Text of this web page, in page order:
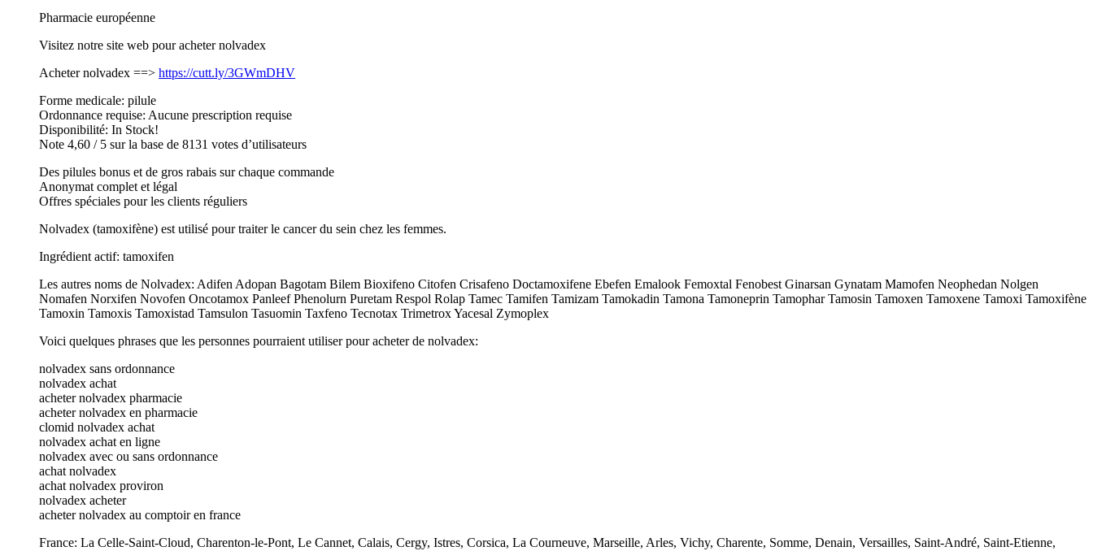
Pharmacie européenne
Visitez notre site web pour acheter nolvadex
Acheter nolvadex ==> https://cutt.ly/3GWmDHV
Forme medicale: pilule
Ordonnance requise: Aucune prescription requise
Disponibilité: In Stock!
Note 4,60 / 5 sur la base de 8131 votes d’utilisateurs
Des pilules bonus et de gros rabais sur chaque commande
Anonymat complet et légal
Offres spéciales pour les clients réguliers
Nolvadex (tamoxifène) est utilisé pour traiter le cancer du sein chez les femmes.
Ingrédient actif: tamoxifen
Les autres noms de Nolvadex: Adifen Adopan Bagotam Bilem Bioxifeno Citofen Crisafeno Doctamoxifene Ebefen Emalook Femoxtal Fenobest Ginarsan Gynatam Mamofen Neophedan Nolgen
Nomafen Norxifen Novofen Oncotamox Panleef Phenolurn Puretam Respol Rolap Tamec Tamifen Tamizam Tamokadin Tamona Tamoneprin Tamophar Tamosin Tamoxen Tamoxene Tamoxi Tamoxifène
Tamoxin Tamoxis Tamoxistad Tamsulon Tasuomin Taxfeno Tecnotax Trimetrox Yacesal Zymoplex
Voici quelques phrases que les personnes pourraient utiliser pour acheter de nolvadex:
nolvadex sans ordonnance
nolvadex achat
acheter nolvadex pharmacie
acheter nolvadex en pharmacie
clomid nolvadex achat
nolvadex achat en ligne
nolvadex avec ou sans ordonnance
achat nolvadex
achat nolvadex proviron
nolvadex acheter
acheter nolvadex au comptoir en france
France: La Celle-Saint-Cloud, Charenton-le-Pont, Le Cannet, Calais, Cergy, Istres, Corsica, La Courneuve, Marseille, Arles, Vichy, Charente, Somme, Denain, Versailles, Saint-André, Saint-Etienne,